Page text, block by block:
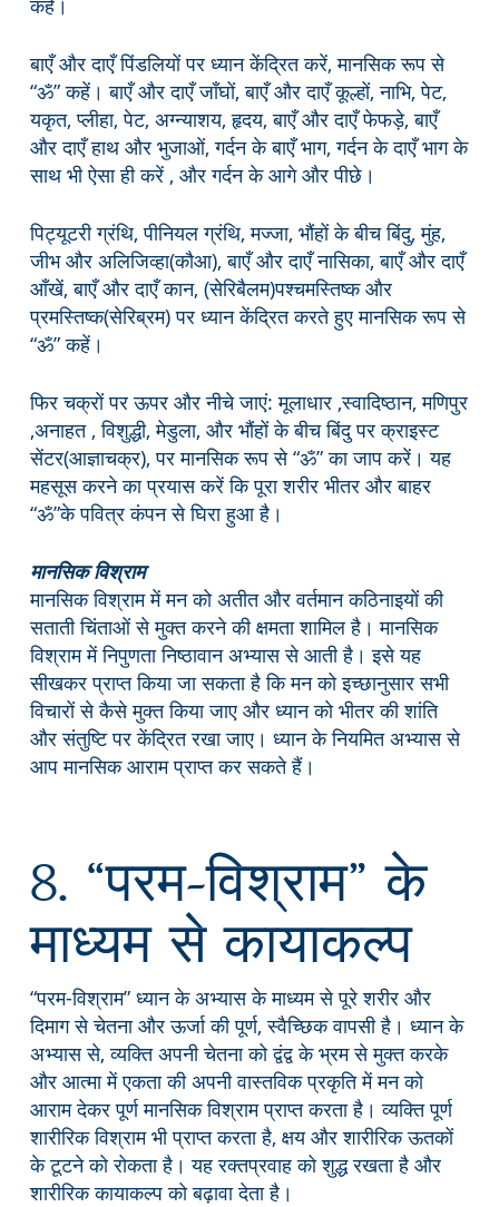
कहें।
बाएँ और दाएँ पिंडलियों पर ध्यान केंद्रित करें, मानसिक रूप से
“ॐ” कहें। बाएँ और दाएँ जाँघों, बाएँ और दाएँ कूल्हों, नाभि, पेट,
यकृत, प्लीहा, पेट, अग्न्याशय, हृदय, बाएँ और दाएँ फेफड़े, बाएँ
और दाएँ हाथ और भुजाओं, गर्दन के बाएँ भाग, गर्दन के दाएँ भाग के
साथ भी ऐसा ही करें , और गर्दन के आगे और पीछे।
पिट्यूटरी ग्रंथि, पीनियल ग्रंथि, मज्जा, भौंहों के बीच बिंदु, मुंह,
जीभ और अलिजिव्हा(कौआ), बाएँ और दाएँ नासिका, बाएँ और दाएँ
आँखें, बाएँ और दाएँ कान, (सेरिबैलम)पश्चमस्तिष्क और
प्रमस्तिष्क(सेरिब्रम) पर ध्यान केंद्रित करते हुए मानसिक रूप से
“ॐ” कहें।
फिर चक्रों पर ऊपर और नीचे जाएं: मूलाधार ,स्वादिष्ठान, मणिपुर
,अनाहत , विशुद्धी, मेडुला, और भौंहों के बीच बिंदु पर क्राइस्ट
सेंटर(आज्ञाचक्र), पर मानसिक रूप से “ॐ” का जाप करें। यह
महसूस करने का प्रयास करें कि पूरा शरीर भीतर और बाहर
“ॐ”के पवित्र कंपन से घिरा हुआ है।
मानसिक विश्राम
मानसिक विश्राम में मन को अतीत और वर्तमान कठिनाइयों की
सताती चिंताओं से मुक्त करने की क्षमता शामिल है। मानसिक
विश्राम में निपुणता निष्ठावान अभ्यास से आती है। इसे यह
सीखकर प्राप्त किया जा सकता है कि मन को इच्छानुसार सभी
विचारों से कैसे मुक्त किया जाए और ध्यान को भीतर की शांति
और संतुष्टि पर केंद्रित रखा जाए। ध्यान के नियमित अभ्यास से
आप मानसिक आराम प्राप्त कर सकते हैं।
8. “परम-विश्राम” के
माध्यम से कायाकल्प
“परम-विश्राम” ध्यान के अभ्यास के माध्यम से पूरे शरीर और
दिमाग से चेतना और ऊर्जा की पूर्ण, स्वैच्छिक वापसी है। ध्यान के
अभ्यास से, व्यक्ति अपनी चेतना को द्वंद्व के भ्रम से मुक्त करके
और आत्मा में एकता की अपनी वास्तविक प्रकृति में मन को
आराम देकर पूर्ण मानसिक विश्राम प्राप्त करता है। व्यक्ति पूर्ण
शारीरिक विश्राम भी प्राप्त करता है, क्षय और शारीरिक ऊतकों
के टूटने को रोकता है। यह रक्तप्रवाह को शुद्ध रखता है और
शारीरिक कायाकल्प को बढ़ावा देता है।